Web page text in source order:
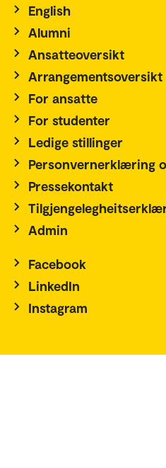
English
Alumni
Ansatteoversikt
Arrangementsoversikt
For ansatte
For studenter
Ledige stillinger
Personvernerklæring
Pressekontakt
Admin
Facebook
LinkedIn
Instagram